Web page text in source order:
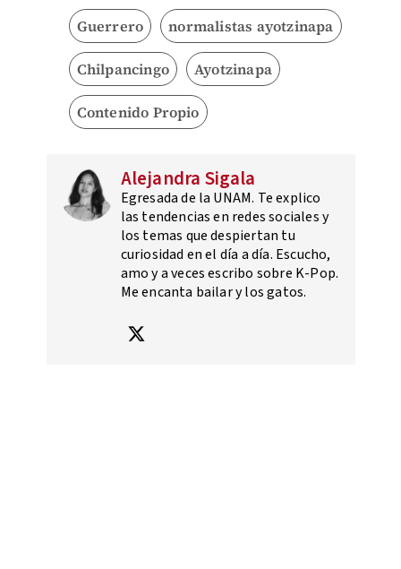
Guerrero normalistas ayotzinapa
Chilpancingo Ayotzinapa
Contenido Propio
Alejandra Sigala
Egresada de la UNAM. Te explico
las tendencias en redes sociales y
los temas que despiertan tu
curiosidad en el día a día. Escucho,
amo y a veces escribo sobre K-Pop.
Me encanta bailar y los gatos.